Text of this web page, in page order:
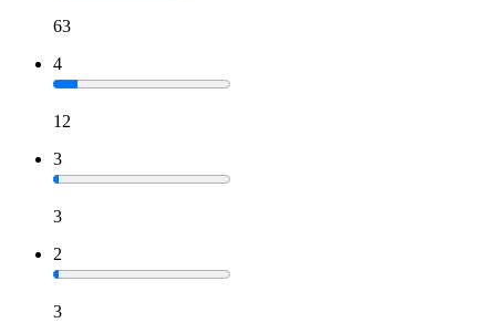
63
4
12
3
3
2
3